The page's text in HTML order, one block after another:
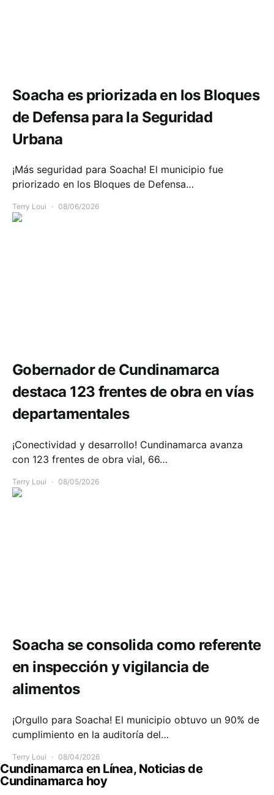
Soacha es priorizada en los Bloques
de Defensa para la Seguridad
Urbana
¡Más seguridad para Soacha! El municipio fue
priorizado en los Bloques de Defensa…
Terry Loui 08/06/2026
Gobernador de Cundinamarca
destaca 123 frentes de obra en vías
departamentales
¡Conectividad y desarrollo! Cundinamarca avanza
con 123 frentes de obra vial, 66…
Terry Loui 08/05/2026
Soacha se consolida como referente
en inspección y vigilancia de
alimentos
¡Orgullo para Soacha! El municipio obtuvo un 90% de
cumplimiento en la auditoría del…
Terry Loui 08/04/2026
Cundinamarca en Línea, Noticias de
Cundinamarca hoy